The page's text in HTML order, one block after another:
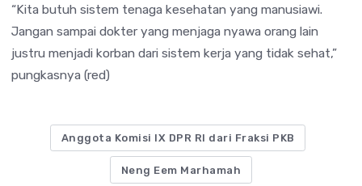
“Kita butuh sistem tenaga kesehatan yang manusiawi.
Jangan sampai dokter yang menjaga nyawa orang lain
justru menjadi korban dari sistem kerja yang tidak sehat,”
pungkasnya (red)
Anggota Komisi IX DPR RI dari Fraksi PKB
Neng Eem Marhamah